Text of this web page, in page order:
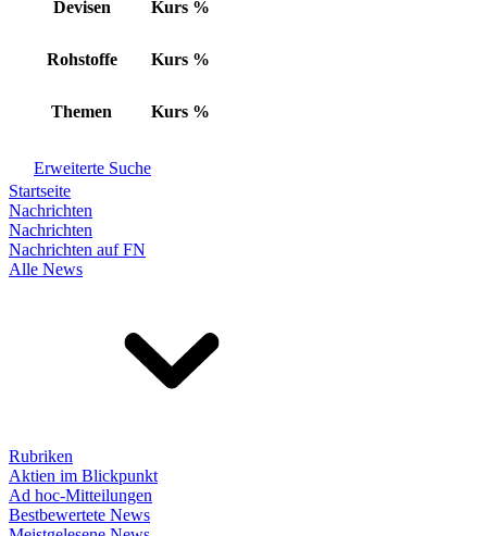
Devisen Kurs %
Rohstoffe Kurs %
Themen Kurs %
Erweiterte Suche
Startseite
Nachrichten
Nachrichten
Nachrichten auf FN
Alle News
Rubriken
Aktien im Blickpunkt
Ad hoc-Mitteilungen
Bestbewertete News